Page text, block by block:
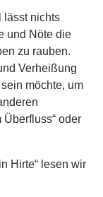
lässt nichts
und Nöte die
zu rauben.
Verheißung
möchte, um
oder
Hirte“ lesen wir